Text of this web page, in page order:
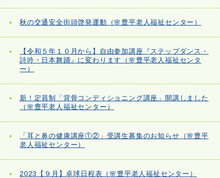
秋の交通安全街頭啓発運動（🌸豊平老人福祉センター）
【令和５年１０月から】自由参加講座『ステップダンス・
詩吟・日本舞踊』に変わります（🌸豊平老人福祉センタ
ー）
新！定員制「背骨コンディショニング講座」開講しました
（🌸豊平老人福祉センター）
「耳と鼻の健康講座①②」受講生募集のお知らせ（🌸豊平
老人福祉センター）
2023【９月】卓球日程表（🌸豊平老人福祉センター）